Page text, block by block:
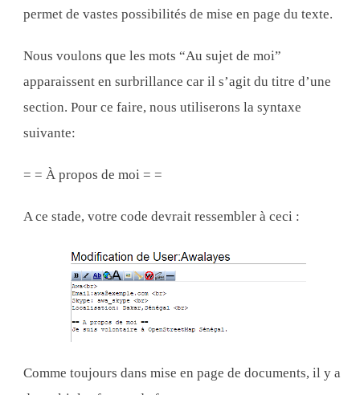
permet de vastes possibilités de mise en page du texte.
Nous voulons que les mots “Au sujet de moi”
apparaissent en surbrillance car il s’agit du titre d’une
section. Pour ce faire, nous utiliserons la syntaxe
suivante:
= = À propos de moi = =
A ce stade, votre code devrait ressembler à ceci :
Comme toujours dans mise en page de documents, il y a